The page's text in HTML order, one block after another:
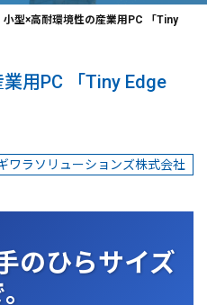
小型×高耐環境性の産業用PC 「Tiny
用PC 「Tiny Edge
ワラソリューションズ株式会社
のひらサイズ